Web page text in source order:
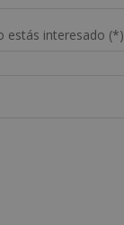
estás interesado (*)